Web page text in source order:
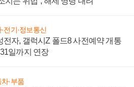
전기·정보통신
전자, 갤럭시Z 폴드8 사전예약 개통
일까지 연장
·부품